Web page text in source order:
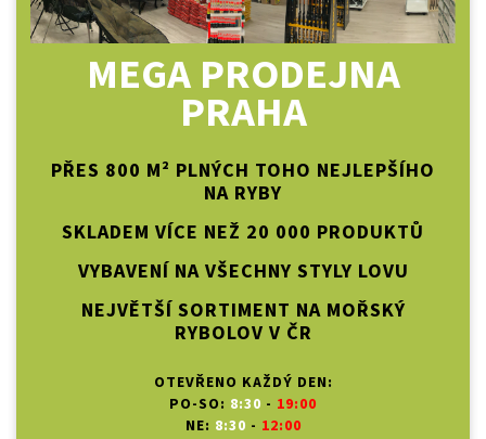
MEGA PRODEJNA
PRAHA
PŘES 800 M² PLNÝCH TOHO NEJLEPŠÍHO
NA RYBY
SKLADEM VÍCE NEŽ 20 000 PRODUKTŮ
VYBAVENÍ NA VŠECHNY STYLY LOVU
NEJVĚTŠÍ SORTIMENT NA MOŘSKÝ
RYBOLOV V ČR
OTEVŘENO KAŽDÝ DEN:
PO-SO: 8:30 - 19:00
NE: 8:30 - 12:00